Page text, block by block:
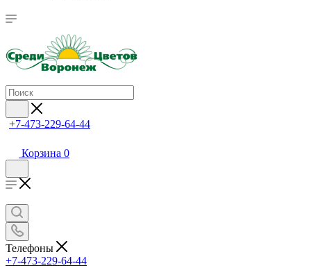
+7-473-229-64-44
Корзина 0
Телефоны
+7-473-229-64-44